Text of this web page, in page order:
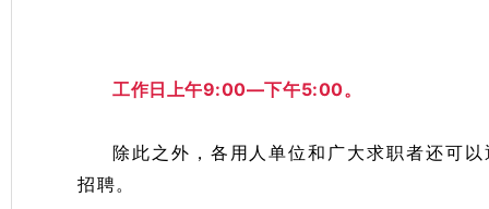
工作日上午9:00—下午5:00。
除此之外，各用人单位和广大求职者还可
招聘。